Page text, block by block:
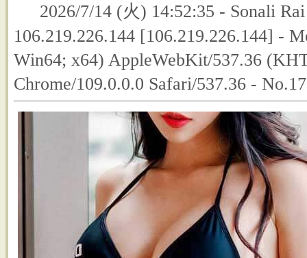
2026/7/14 (火) 14:52:35 - Sonali
106.219.226.144 [106.219.226.144] -
Win64; x64) AppleWebKit/537.36
Chrome/109.0.0.0 Safari/537.36 -